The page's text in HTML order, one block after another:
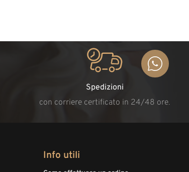
Spedizioni
con corriere certificato in 24/48 ore.
Info utili